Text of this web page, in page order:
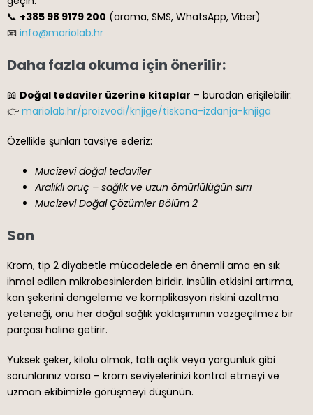
📞 +385 98 9179 200 (arama, SMS, WhatsApp, Viber)
📧 info@mariolab.hr
Daha fazla okuma için önerilir:
📖 Doğal tedaviler üzerine kitaplar – buradan erişilebilir:
👉 mariolab.hr/proizvodi/knjige/tiskana-izdanja-knjiga
Özellikle şunları tavsiye ederiz:
Mucizevi doğal tedaviler
Aralıklı oruç – sağlık ve uzun ömürlülüğün sırrı
Mucizevi Doğal Çözümler Bölüm 2
Son
Krom, tip 2 diyabetle mücadelede en önemli ama en sık
ihmal edilen mikrobesinlerden biridir. İnsülin etkisini artırma,
kan şekerini dengeleme ve komplikasyon riskini azaltma
yeteneği, onu her doğal sağlık yaklaşımının vazgeçilmez bir
parçası haline getirir.
Yüksek şeker, kilolu olmak, tatlı açlık veya yorgunluk gibi
sorunlarınız varsa – krom seviyelerinizi kontrol etmeyi ve
uzman ekibimizle görüşmeyi düşünün.